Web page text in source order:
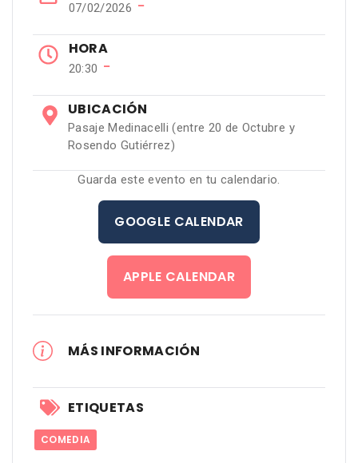
07/02/2026 −
HORA
20:30 −
UBICACIÓN
Pasaje Medinacelli (entre 20 de Octubre y
Rosendo Gutiérrez)
Guarda este evento en tu calendario.
GOOGLE CALENDAR
APPLE CALENDAR
MÁS INFORMACIÓN
ETIQUETAS
COMEDIA